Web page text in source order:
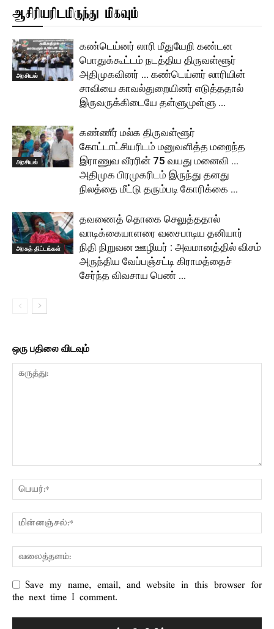
ஆசிரியரிடமிருந்து மிகவும்
அரசியல்
கண்டெய்னர் லாரி மீதுயேறி கண்டன
பொதுக்கூட்டம் நடத்திய திருவள்ளூர்
அதிமுகவினர் … கண்டெய்னர் லாரியின்
சாவியை காவல்துறையினர் எடுத்ததால்
இருவருக்கிடையே தள்ளுமுள்ளு …
அரசியல்
கண்ணீர் மல்க திருவள்ளூர்
கோட்டாட்சியரிடம் மனுவளித்த மறைந்த
இராணுவ வீரரின் 75 வயது மனைவி …
அதிமுக பிரமுகரிடம் இருந்து தனது
நிலத்தை மீட்டு தரும்படி கோரிக்கை …
அரசுத் திட்டங்கள்
தவணைத் தொகை செலுத்ததால்
வாடிக்கையாளரை வசைபாடிய தனியார்
நிதி நிறுவன ஊழியர் : அவமானத்தில் விசம்
அருந்திய வேப்பஞ்சட்டி கிராமத்தைச்
சேர்ந்த விவசாய பெண் …
ஒரு பதிலை விடவும்
Save my name, email, and website in this browser for
the next time I comment.